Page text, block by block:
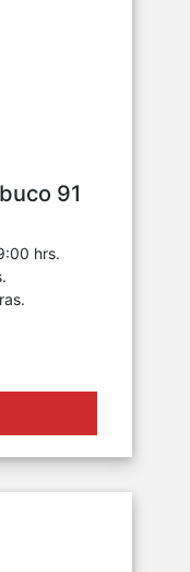
91
hrs.